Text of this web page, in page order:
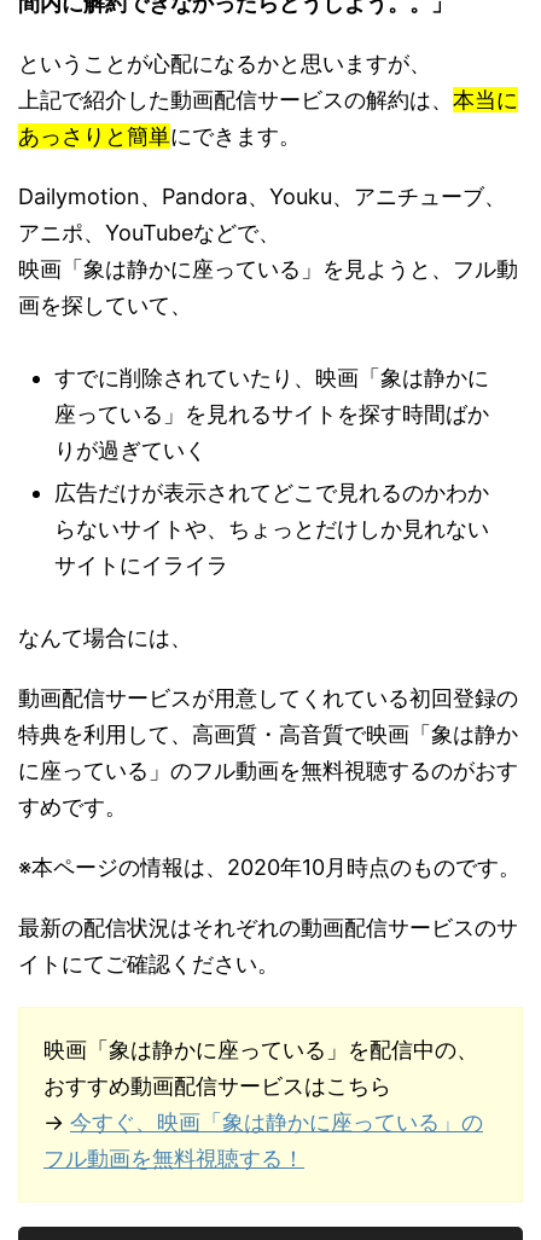
ということが心配になるかと思いますが、
上記で紹介した動画配信サービスの解約は、 本当に
あっさりと簡単にできます。
Dailymotion、Pandora、Youku、アニチューブ、
アニポ、YouTubeなどで、
映画「象は静かに座っている」を見ようと、フル動
画を探していて、
すでに削除されていたり、映画「象は静かに
座っている」を見れるサイトを探す時間ばか
りが過ぎていく
広告だけが表示されてどこで見れるのかわか
らないサイトや、ちょっとだけしか見れない
サイトにイライラ
なんて場合には、
動画配信サービスが用意してくれている初回登録の
特典を利用して、高画質・高音質で映画「象は静か
に座っている」のフル動画を無料視聴するのがおす
すめです。
※本ページの情報は、2020年10月時点のものです。
最新の配信状況はそれぞれの動画配信サービスのサ
イトにてご確認ください。
映画「象は静かに座っている」を配信中の、
おすすめ動画配信サービスはこちら
→ 今すぐ、映画「象は静かに座っている」の
フル動画を無料視聴する！